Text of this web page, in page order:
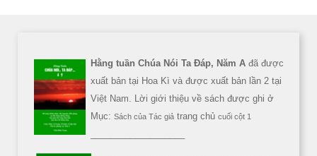
Hằng tuần Chúa Nói Ta Đáp, Năm A đã được
xuất bản tại Hoa Kì và được xuất bản lần 2 tại
Việt Nam. Lời giới thiệu về sách được ghi ở
Mục: Sách của Tác giả trang chủ cuối cột 1